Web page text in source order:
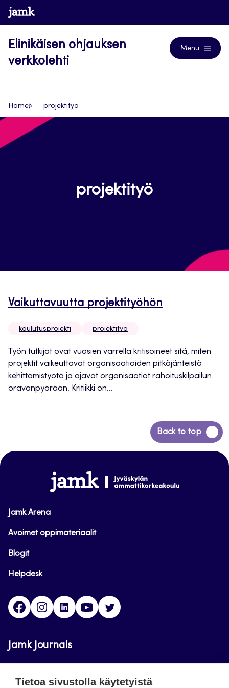
Siirry
suoraan
www.jamk.fi
Elinikäisen ohjauksen
verkkolehti
Menu
Home projektityö
projektityö
Vaikuttavuutta projektityöhön
koulutusprojekti projektityö
Työn tutkijat ovat vuosien varrella kritisoineet sitä, miten
projektit vaikeuttavat organisaatioiden pitkäjänteistä
kehittämistyötä ja ajavat organisaatiot rahoituskilpailun
oravanpyörään. Kritiikki on...
Back to top
Siirry
takaisin
www.jamk.fi
Jamk Arena
Avoimet oppimateriaalit
Blogit
Helpdesk
FacebookInstagram
LinkedInYoutube
Jamk Journals
luettavissa. Verkkolehtien tarkoituksena on tukea
Tietoa sivustolla käytetyistä